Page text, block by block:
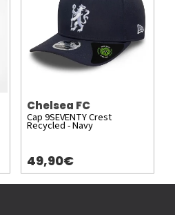
Chelsea FC
Cap 9SEVENTY Crest
Recycled - Navy
49,90€